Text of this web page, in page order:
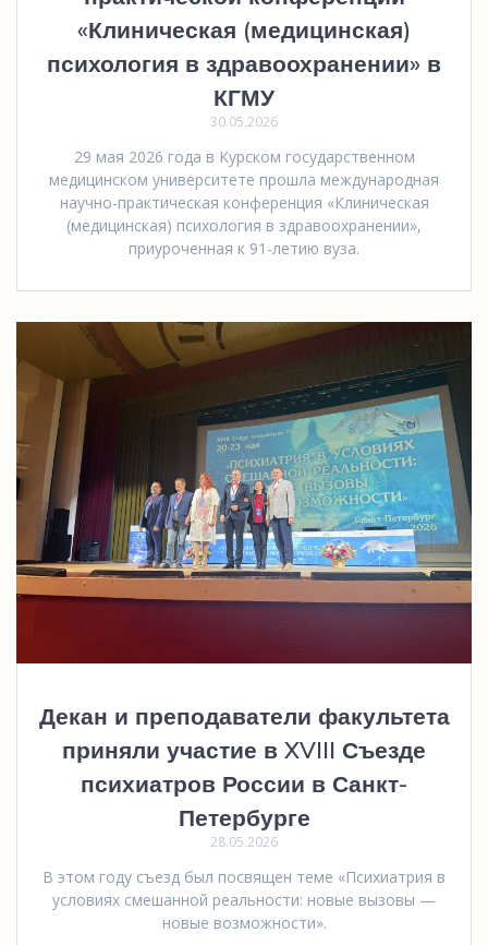
«Клиническая (медицинская)
психология в здравоохранении» в
КГМУ
30.05.2026
29 мая 2026 года в Курском государственном
медицинском университете прошла международная
научно-практическая конференция «Клиническая
(медицинская) психология в здравоохранении»,
приуроченная к 91-летию вуза.
Декан и преподаватели факультета
приняли участие в XVIII Съезде
психиатров России в Санкт-
Петербурге
28.05.2026
В этом году съезд был посвящен теме «Психиатрия в
условиях смешанной реальности: новые вызовы —
новые возможности».